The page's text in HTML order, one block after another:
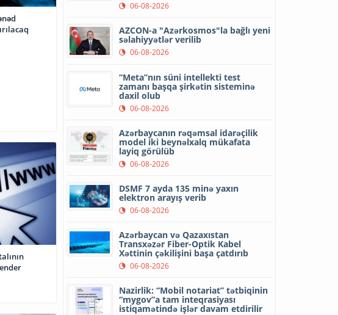
06-08-2026
AZCON-a "Azərkosmos"la bağlı yeni
səlahiyyətlər verilib
06-08-2026
“Meta”nın süni intellekti test
zamanı başqa şirkətin sisteminə
daxil olub
06-08-2026
Azərbaycanın rəqəmsal idarəçilik
model iki beynəlxalq mükafata
layiq görülüb
06-08-2026
DSMF 7 ayda 135 minə yaxın
elektron arayış verib
06-08-2026
Azərbaycan və Qazaxıstan
Transxəzər Fiber-Optik Kabel
Xəttinin çəkilişini başa çatdırıb
06-08-2026
Nazirlik: “Mobil notariat” tətbiqinin
“mygov”a tam inteqrasiyası
istiqamətində işlər davam etdirilir